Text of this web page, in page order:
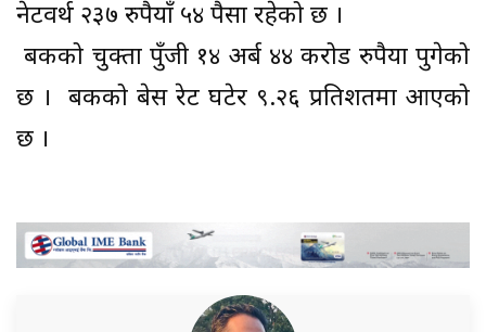
नेटवर्थ २३७ रुपैयाँ ५४ पैसा रहेको छ ।
बैंकको चुक्ता पुँजी १४ अर्ब ४४ करोड रुपैया पुगेको
छ । बैंकको बेस रेट घटेर ९.२६ प्रतिशतमा आएको
छ ।